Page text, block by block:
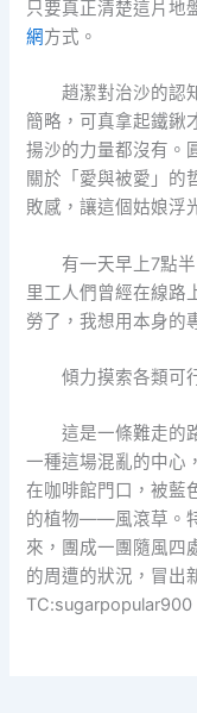
只要真正清楚這片地
網方式。
趙潔對治沙的認
簡略，可真拿起鐵鍬
揚沙的力量都沒有。
關於「愛與被愛」的
敗感，讓這個姑娘浮
有一天早上7點
里工人們曾經在線路
勞了，我想用本身的
傾力摸索各類可
這是一條難走的
一種這場混亂的中心
在咖啡館門口，被藍
的植物——風滾草。
來，團成一團隨風四
的周遭的狀況，冒出